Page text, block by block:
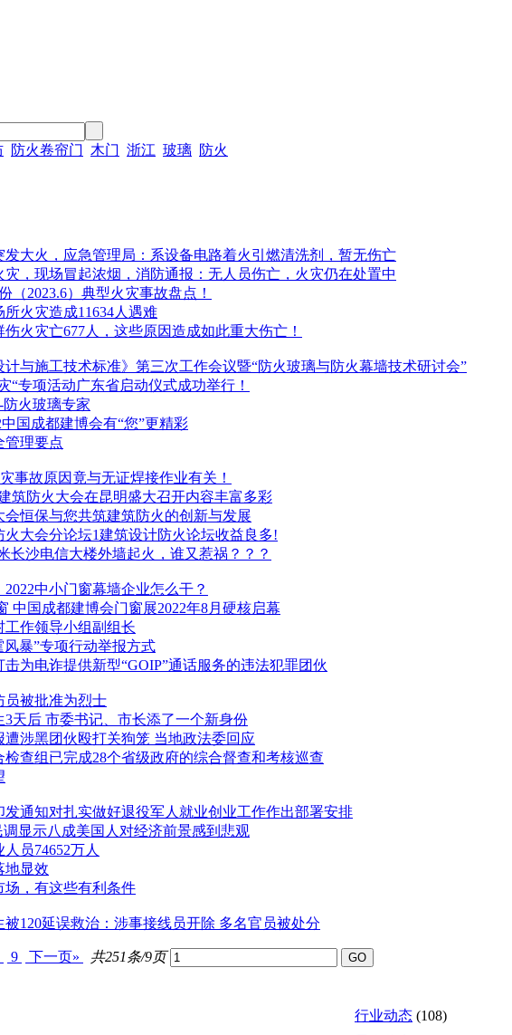
防火卷帘门 木门 浙江 玻璃 防火
铝合金门窗工程招标通知
发大火，应急管理局：系设备电路着火引燃清洗剂，暂无伤亡
，现场冒起浓烟，消防通报：无人员伤亡，火灾仍在处置中
（2023.6）典型火灾事故盘点！
火灾造成11634人遇难
火灾亡677人，这些原因造成如此重大伤亡！
计与施工技术标准》第三次工作会议暨“防火玻璃与防火幕墙技术研讨会”
“专项活动广东省启动仪式成功举行！
防火玻璃专家
国成都建博会有“您”更精彩
管理要点
事故原因竟与无证焊接作业有关！
筑防火大会在昆明盛大召开内容丰富多彩
会恒保与您共筑建筑防火的创新与发展
火大会分论坛1建筑设计防火论坛收益良多!
长沙电信大楼外墙起火，谁又惹祸？？？
中小门窗幕墙企业怎么干？
中国成都建博会门窗展2022年8月硬核启幕
工作领导小组副组长
风暴”专项行动举报方式
为电诈提供新型“GOIP”通话服务的违法犯罪团伙
员被批准为烈士
3天后 市委书记、市长添了一个新身份
遭涉黑团伙殴打关狗笼 当地政法委回应
检查组已完成28个省级政府的综合督查和考核巡查
发通知对扎实做好退役军人就业创业工作作出部署安排
调显示八成美国人对经济前景感到悲观
员74652万人
地显效
场，有这些有利条件
120延误救治：涉事接线员开除 多名官员被处分
9 下一页» 共251条/9页
行业动态 (108)